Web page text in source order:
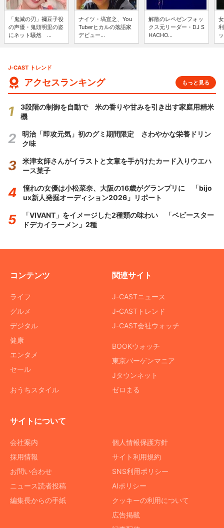
「鬼滅の刃」禰豆子役
の声優・鬼頭明里の姿
にネット騒然 ...
ナイツ・塙宣之、You
Tuberヒカルの落語家
デビュー...
解散のレペゼンフォッ
クス元リーダー・DJ S
HACHO...
J-CAST トレンド
アクセスランキング もっと見る
3段階の制御を自動で 米の香りや甘みを引き出す家庭用精米
機
明治「即攻元気」初のグミ期間限定 さわやかな栄養ドリン
ク味
米津玄師さんがイラストと文章を手がけたカード入りウエハ
ース菓子
憧れの女優は小松菜奈、大阪の16歳がグランプリに 「bijo
ux新人発掘オーディション2026」リポート
「VIVANT」をイメージした2種類の味わい 「ベビースター
ドデカイラーメン」2種
コンテンツ
ライフ
グルメ
デジタル
健康
エンタメ
セール
おうちスタイル
関連サイト
J-CASTニュース
J-CASTトレンド
J-CAST会社ウォッチ
BOOKウォッチ
東京バーゲンマニア
Jタウンネット
ゼロまる
サイトについて
会社案内
採用情報
お問い合わせ
ニュース読者投稿
編集長からの手紙
個人情報保護方針
サイト利用規約
SNS利用ポリシー
AIポリシー
クッキーの利用について
広告掲載